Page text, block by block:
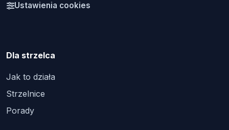
Ustawienia cookies
Dla strzelca
Jak to działa
Strzelnice
Porady